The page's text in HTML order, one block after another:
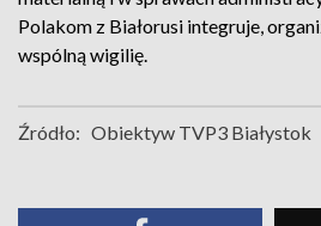
Polakom z Białorusi integruje,
wspólną wigilię.
Źródło: Obiektyw TVP3 Białystok